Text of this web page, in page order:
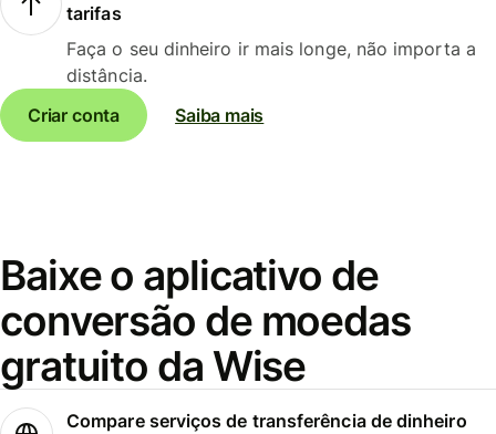
tarifas
Faça o seu dinheiro ir mais longe, não importa a
distância.
Criar conta
Saiba mais
Baixe o aplicativo de
conversão de moedas
gratuito da Wise
Compare serviços de transferência de dinheiro